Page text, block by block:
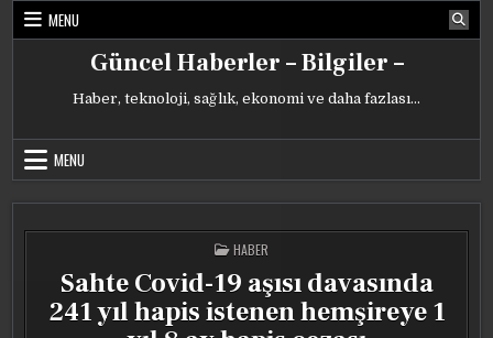
Skip
MENU
Güncel Haberler – Bilgiler –
Haber, teknoloji, sağlık, ekonomi ve daha fazlası…
MENU
POSTED
IN
HABER
Sahte Covid-19 aşısı davasında
241 yıl hapis istenen hemşireye 1